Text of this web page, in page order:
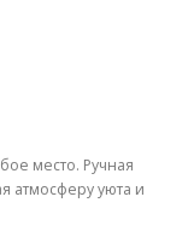
место. Ручная
атмосферу уюта и